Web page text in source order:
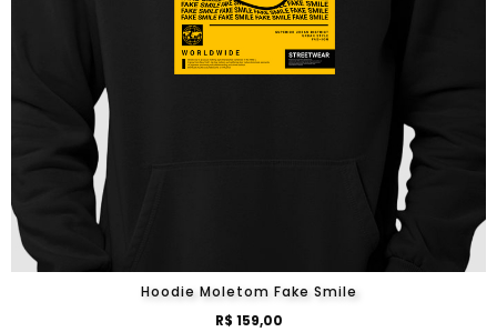
Hoodie Moletom Fake Smile
R$ 159,00